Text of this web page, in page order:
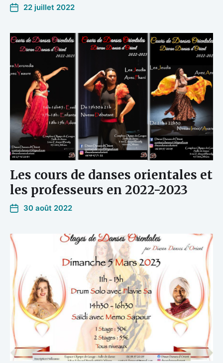
22 juillet 2022
Les cours de danses orientales et
les professeurs en 2022-2023
30 août 2022